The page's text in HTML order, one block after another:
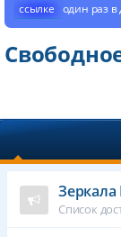
ссылке один раз в
Список